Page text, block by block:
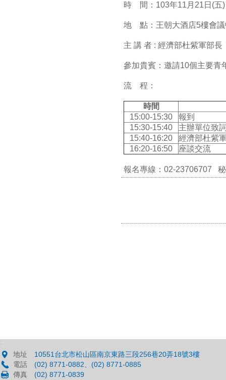
時 間：103年11月21日(五)
地 點：王朝大酒店5樓會議
主 講 者 : 經濟部杜紫軍部長
參加貴賓：邀請10個主要青
流 程：
時間
15:00-15:30
報到
15:30-15:40
主辦單位致
15:40-16:20
經濟部杜紫
16:20-16:50
座談交流
報名專線：02-23706707
:::
地址
10551台北市松山區南京東路三段256巷20弄18號3樓
電話
(02) 8771-0882、(02) 8771-0885
傳真
(02) 8771-0839